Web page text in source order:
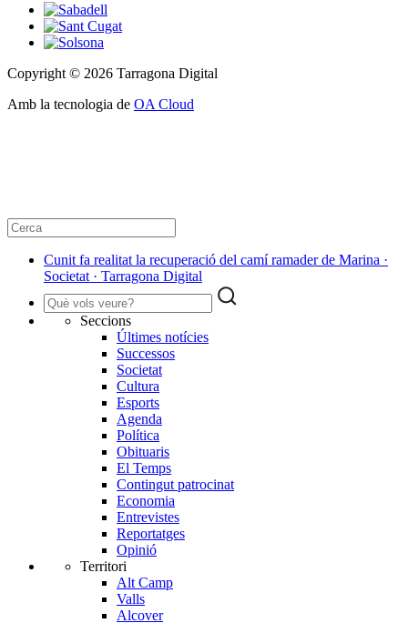
Copyright © 2026 Tarragona Digital
Amb la tecnologia de OA Cloud
Cunit fa realitat la recuperació del camí ramader de Marina ·
Societat · Tarragona Digital
Seccions
Últimes notícies
Successos
Societat
Cultura
Esports
Agenda
Política
Obituaris
El Temps
Contingut patrocinat
Economia
Entrevistes
Reportatges
Opinió
Territori
Alt Camp
Valls
Alcover